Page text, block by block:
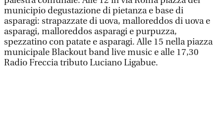
municipio degustazione di pietanza e base di
asparagi: strapazzate di uova, malloreddos di uova e
asparagi, malloreddos asparagi e purpuzza,
spezzatino con patate e asparagi. Alle 15 nella piazza
municipale Blackout band live music e alle 17,30
Radio Freccia tributo Luciano Ligabue.